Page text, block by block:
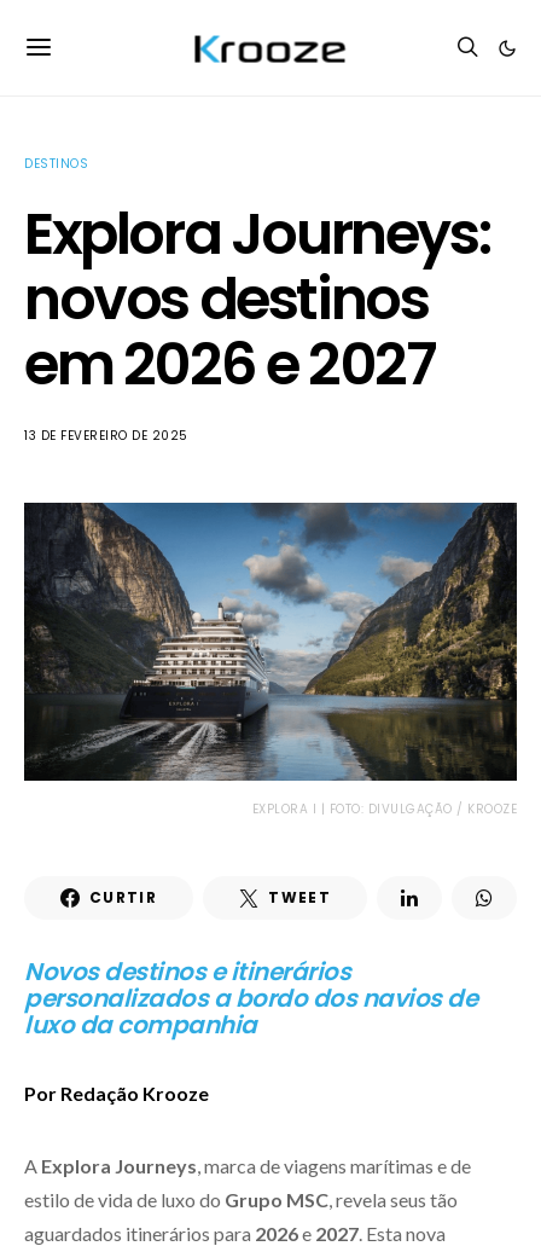
DESTINOS
Explora Journeys:
novos destinos
em 2026 e 2027
13 DE FEVEREIRO DE 2025
EXPLORA I | FOTO: DIVULGAÇÃO / KROOZE
CURTIR TWEET
Novos destinos e itinerários
personalizados a bordo dos navios de
luxo da companhia
Por Redação Krooze
A Explora Journeys , marca de viagens marítimas e de
estilo de vida de luxo do Grupo MSC , revela seus tão
aguardados itinerários para 2026e 2027 . Esta nova